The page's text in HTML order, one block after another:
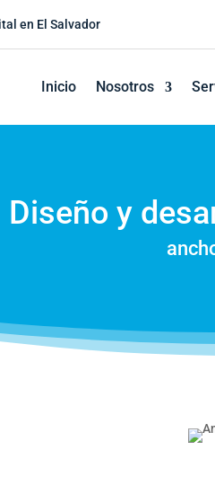
en El Salvador
Inicio Nosotros
Diseño y